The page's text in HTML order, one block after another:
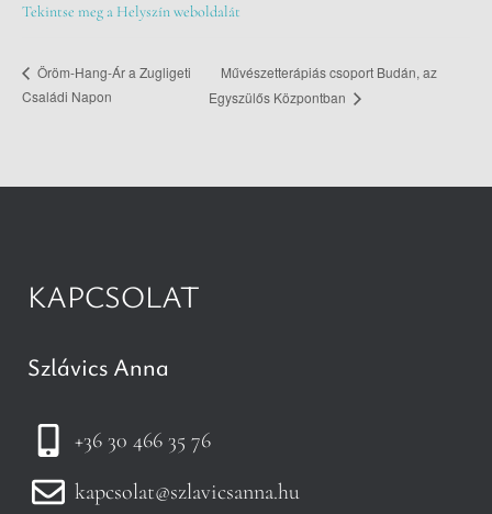
Tekintse meg a Helyszín weboldalát
Öröm-Hang-Ár a Zugligeti
Családi Napon
Művészetterápiás csoport Budán, az
Egyszülős Központban
KAPCSOLAT
Szlávics Anna
+36 30 466 35 76
kapcsolat@szlavicsanna.hu